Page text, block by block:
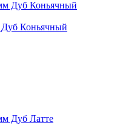
Коньячный